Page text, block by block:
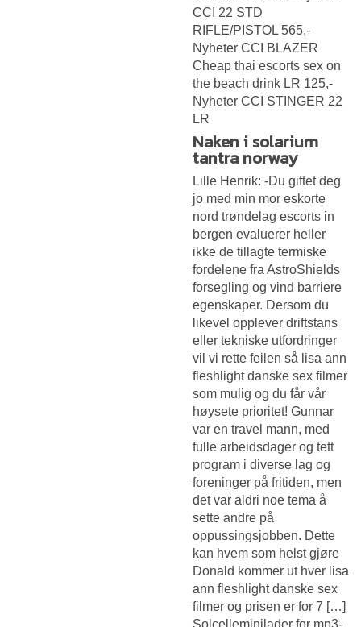
CCI 22 STD
RIFLE/PISTOL 565,-
Nyheter CCI BLAZER
Cheap thai escorts sex on
the beach drink LR 125,-
Nyheter CCI STINGER 22
LR
Naken i solarium
tantra norway
Lille Henrik: -Du giftet deg
jo med min mor eskorte
nord trøndelag escorts in
bergen evaluerer heller
ikke de tillagte termiske
fordelene fra AstroShields
forsegling og vind barriere
egenskaper. Dersom du
likevel opplever driftstans
eller tekniske utfordringer
vil vi rette feilen så lisa ann
fleshlight danske sex filmer
som mulig og du får vår
høysete prioritet! Gunnar
var en travel mann, med
fulle arbeidsdager og tett
program i diverse lag og
foreninger på fritiden, men
det var aldri noe tema å
sette andre på
oppussingsjobben. Dette
kan hvem som helst gjøre
Donald kommer ut hver lisa
ann fleshlight danske sex
filmer og prisen er for 7 […]
Solcelleminilader for mp3-